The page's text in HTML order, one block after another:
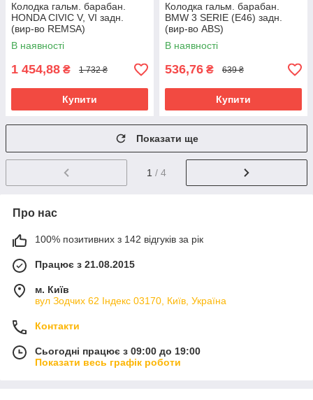
Колодка гальм. барабан.
HONDA CIVIC V, VI задн.
(вир-во REMSA)
В наявності
1 454,88 ₴ 1 732 ₴
Купити
Колодка гальм. барабан.
BMW 3 SERIE (E46) задн.
(вир-во ABS)
В наявності
536,76 ₴ 639 ₴
Купити
Показати ще
1 / 4
Про нас
100% позитивних з 142 відгуків за рік
Працює з 21.08.2015
м. Київ
вул Зодчих 62 Індекс 03170, Київ, Україна
Контакти
Сьогодні працює з 09:00 до 19:00
Показати весь графік роботи